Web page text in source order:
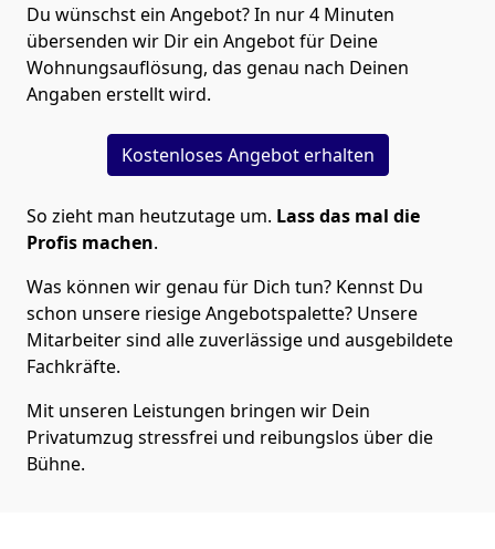
Du wünschst ein Angebot? In nur 4 Minuten
übersenden wir Dir ein Angebot für Deine
Wohnungsauflösung, das genau nach Deinen
Angaben erstellt wird.
Kostenloses Angebot erhalten
So zieht man heutzutage um. Lass das mal die
Profis machen.
Was können wir genau für Dich tun? Kennst Du
schon unsere riesige Angebotspalette? Unsere
Mitarbeiter sind alle zuverlässige und ausgebildete
Fachkräfte.
Mit unseren Leistungen bringen wir Dein
Privatumzug stressfrei und reibungslos über die
Bühne.